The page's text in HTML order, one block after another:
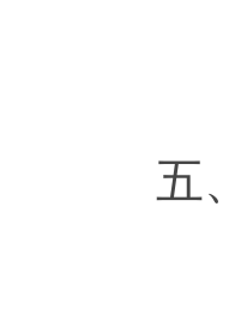
五